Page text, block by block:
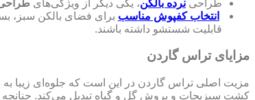
طراحی نرده بالکن، یکی دیگر از ویژگی‌های
انتخاب کفپوش مناسب برای فضای بالکن سبز،
قابلیت شستشو داشته باشند.
مزایای تراس گاردن
مزیت اصلی تراس گاردن در این است که جلوه‌ای زیبا به
کشت سبزیجات و پروش گل و گیاه تبدیل می‌کند. چنانچه